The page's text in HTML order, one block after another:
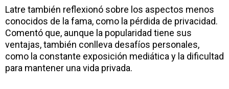
Latre también reflexionó sobre los aspectos menos
conocidos de la fama, como la pérdida de privacidad.
Comentó que, aunque la popularidad tiene sus
ventajas, también conlleva desafíos personales,
como la constante exposición mediática y la dificultad
para mantener una vida privada.